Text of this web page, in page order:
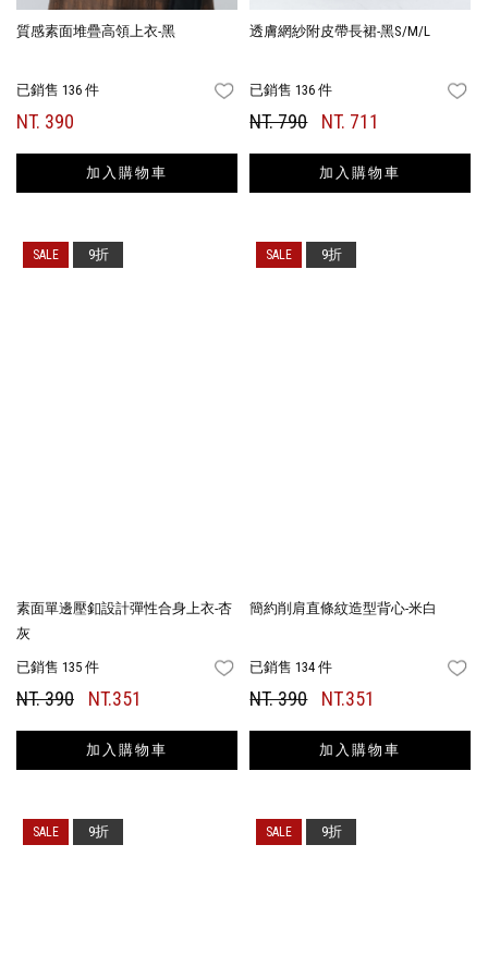
質感素面堆疊高領上衣-黑
已銷售 136 件 FAVORITES
NT. 390
加入購物車
透膚網紗附皮帶長裙-黑S/M/L
已銷售 136 件
NT. 790 NT. 711
加入購物車
素面單邊壓釦設計彈性合身上衣-杏
灰
已銷售 135 件 FAVORITES
NT. 390 NT.351
加入購物車
9折
簡約削肩直條紋造型背心-米白
已銷售 134 件
NT. 390 NT.351
加入購物車
9折
9折 9折